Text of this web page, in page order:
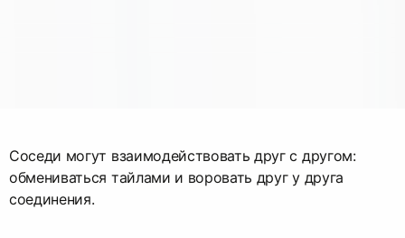
Соседи могут взаимодействовать друг с другом:
обмениваться тайлами и воровать друг у друга
соединения.